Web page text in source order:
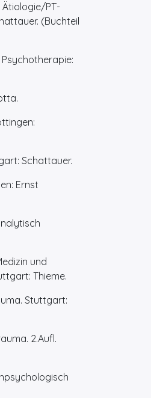
PT-
(Buchteil
Schattauer.
Ernst
und
Thieme.
Stuttgart:
2.Aufl.